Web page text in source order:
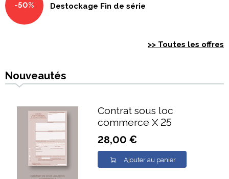
-50% Destockage Fin de série
>> Toutes les offres
Nouveautés
Contrat sous loc
commerce X 25
28,00 €
Ajouter au panier